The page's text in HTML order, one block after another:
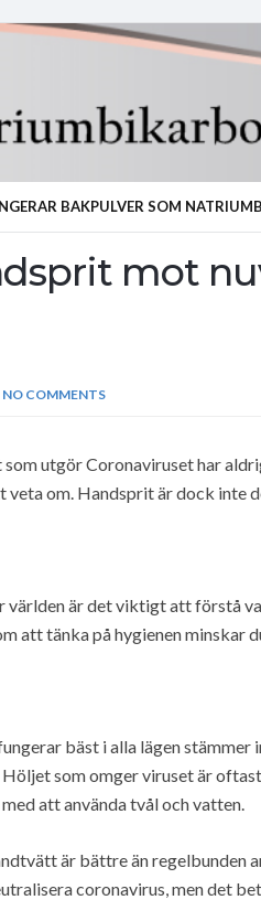
BAKPULVER SOM
mot
NO COMMENTS
utgör Coronaviruset har
om. Handsprit är dock inte
världen är det viktigt att förstå
att tänka på hygienen minskar
bäst i alla lägen stämmer
som omger viruset är
att använda tvål och vatten.
är bättre än regelbunden
coronavirus, men det